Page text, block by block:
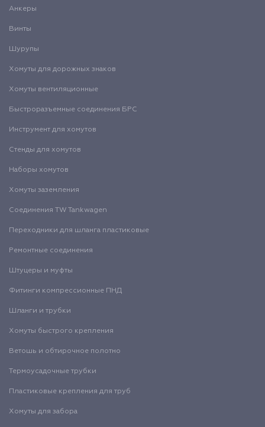
Анкеры
Винты
Шурупы
Хомуты для дорожных знаков
Хомуты вентиляционные
Быстроразъемные соединения БРС
Инструмент для хомутов
Стенды для хомутов
Наборы хомутов
Хомуты заземления
Соединения TW Tankwagen
Переходники для шланга пластиковые
Ремонтные соединения
Штуцеры и муфты
Фитинги компрессионные ПНД
Шланги и трубки
Хомуты быстрого крепления
Ветошь и обтирочное полотно
Термоусадочные трубки
Пластиковые крепления для труб
Хомуты для забора